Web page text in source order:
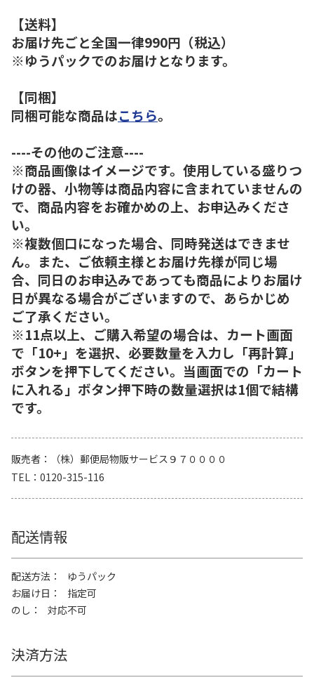
【送料】
お届け先ごと全国一律990円（税込）
※ゆうパックでのお届けとなります。
【同梱】
同梱可能な商品はこちら。
----その他のご注意----
※商品画像はイメージです。使用している盛りつ
けの器、小物等は商品内容に含まれていませんの
で、商品内容をお確かめの上、お申込みくださ
い。
※複数個口になった場合、同時発送はできませ
ん。また、ご依頼主様とお届け先様が同じ場
合、同日のお申込みであっても商品によりお届け
日が異なる場合がございますので、あらかじめ
ご了承ください。
※11点以上、ご購入希望の場合は、カート画面
で「10+」を選択、必要数量を入力し「再計算」
ボタンを押下してください。当画面での「カート
に入れる」ボタン押下時の数量選択は1個で結構
です。
販売者
（株）郵便局物販サービス９７００００
TEL
0120-315-116
配送情報
配送方法
ゆうパック
お届け日
指定可
のし
対応不可
決済方法